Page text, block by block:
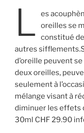
L
es
oreilles se
constitué
autres
d’oreille peuvent
deux oreilles,
seulement à
mélange visant à
diminuer les effets
30ml CHF 29.90